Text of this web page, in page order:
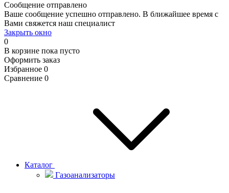
Сообщение отправлено
Ваше сообщение успешно отправлено. В ближайшее время с
Вами свяжется наш специалист
Закрыть окно
0
В корзине пока пусто
Оформить заказ
Избранное 0
Сравнение 0
Каталог
Газоанализаторы